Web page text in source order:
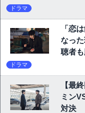
ドラマ
「恋
なっ
聴者も
ドラマ
【最
ミン
対決